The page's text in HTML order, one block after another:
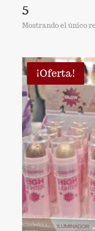
5
Mostrando el único
¡Oferta!